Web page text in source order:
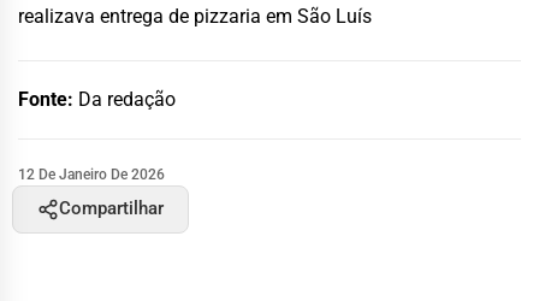
realizava entrega de pizzaria em São Luís
Fonte: Da redação
12 De Janeiro De 2026
Compartilhar